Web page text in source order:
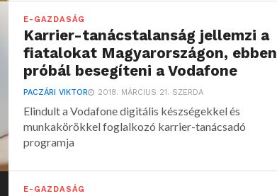
E-GAZDASÁG
Karrier-tanácstalanság jellemzi a
fiatalokat Magyarországon, ebben
próbál besegíteni a Vodafone
PACZÁRI VIKTOR 2018. MÁRCIUS 21. SZERDA
Elindult a Vodafone digitális készségekkel és
munkakörökkel foglalkozó karrier-tanácsadó
programja
E-GAZDASÁG